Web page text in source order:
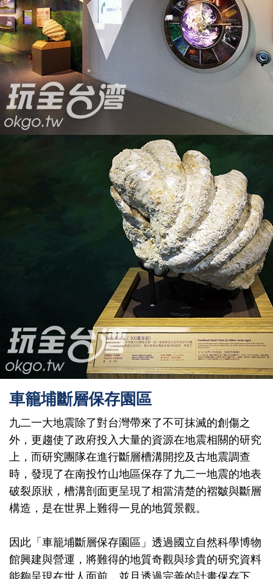
車籠埔斷層保存園區
九二一大地震除了對台灣帶來了不可抹滅的創傷之
外，更趨使了政府投入大量的資源在地震相關的研究
上，而研究團隊在進行斷層槽溝開挖及古地震調查
時，發現了在南投竹山地區保存了九二一地震的地表
破裂原狀，槽溝剖面更呈現了相當清楚的褶皺與斷層
構造，是在世界上難得一見的地質景觀。
因此「車籠埔斷層保存園區」透過國立自然科學博物
館興建與營運，將難得的地質奇觀與珍貴的研究資料
能夠呈現在世人面前，並且透過完善的計畫保存下